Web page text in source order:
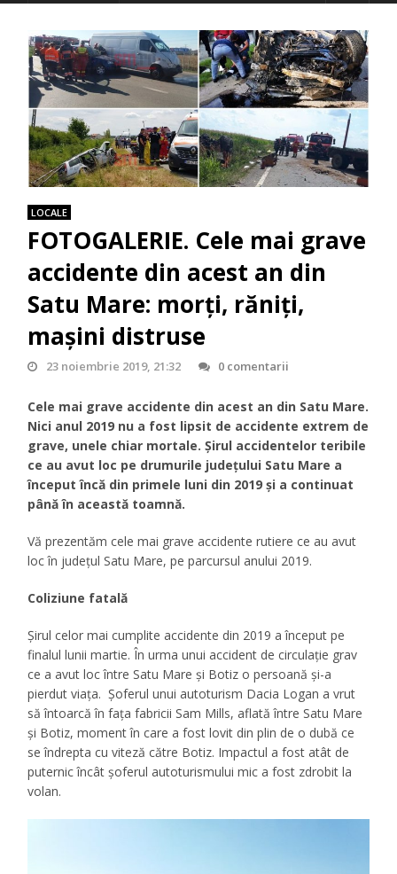
LOCALE
FOTOGALERIE. Cele mai grave
accidente din acest an din
Satu Mare: morţi, răniţi,
maşini distruse
23 noiembrie 2019, 21:32 0 comentarii
Cele mai grave accidente din acest an din Satu Mare.
Nici anul 2019 nu a fost lipsit de accidente extrem de
grave, unele chiar mortale. Șirul accidentelor teribile
ce au avut loc pe drumurile județului Satu Mare a
început încă din primele luni din 2019 și a continuat
până în această toamnă.
Vă prezentăm cele mai grave accidente rutiere ce au avut
loc în județul Satu Mare, pe parcursul anului 2019.
Coliziune fatală
Șirul celor mai cumplite accidente din 2019 a început pe
finalul lunii martie. În urma unui accident de circulație grav
ce a avut loc între Satu Mare și Botiz o persoană și-a
pierdut viața. Șoferul unui autoturism Dacia Logan a vrut
să întoarcă în fața fabricii Sam Mills, aflată între Satu Mare
și Botiz, moment în care a fost lovit din plin de o dubă ce
se îndrepta cu viteză către Botiz. Impactul a fost atât de
puternic încât șoferul autoturismului mic a fost zdrobit la
volan.